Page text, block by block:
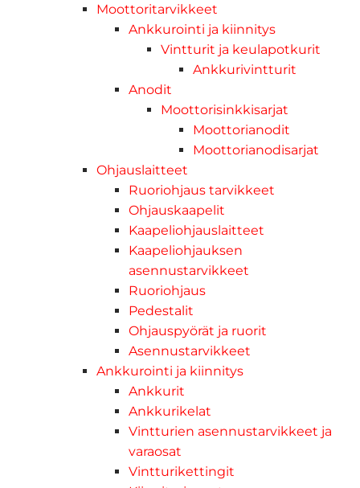
Moottoritarvikkeet
Ankkurointi ja kiinnitys
Vintturit ja keulapotkurit
Ankkurivintturit
Anodit
Moottorisinkkisarjat
Moottorianodit
Moottorianodisarjat
Ohjauslaitteet
Ruoriohjaus tarvikkeet
Ohjauskaapelit
Kaapeliohjauslaitteet
Kaapeliohjauksen
asennustarvikkeet
Ruoriohjaus
Pedestalit
Ohjauspyörät ja ruorit
Asennustarvikkeet
Ankkurointi ja kiinnitys
Ankkurit
Ankkurikelat
Vintturien asennustarvikkeet ja
varaosat
Vintturikettingit